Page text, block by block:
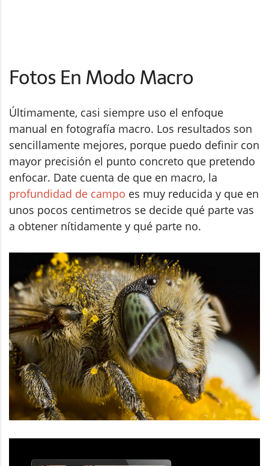
Fotos En Modo Macro
Últimamente, casi siempre uso el enfoque
manual en fotografía macro. Los resultados son
sencillamente mejores, porque puedo definir con
mayor precisión el punto concreto que pretendo
enfocar. Date cuenta de que en macro, la
profundidad de campo es muy reducida y que en
unos pocos centimetros se decide qué parte vas
a obtener nítidamente y qué parte no.